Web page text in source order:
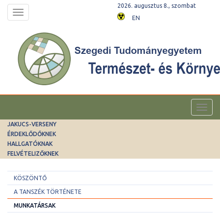
Toggle
navigation
2026. augusztus 8., szombat
EN
JAKUCS-VERSENY
ÉRDEKLŐDŐKNEK
HALLGATÓKNAK
FELVÉTELIZŐKNEK
KÖSZÖNTŐ
A TANSZÉK TÖRTÉNETE
MUNKATÁRSAK